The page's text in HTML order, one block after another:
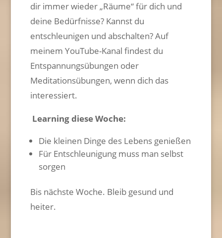
dir immer wieder „Räume“ für dich und
deine Bedürfnisse? Kannst du
entschleunigen und abschalten? Auf
meinem YouTube-Kanal findest du
Entspannungsübungen oder
Meditationsübungen, wenn dich das
interessiert.
Learning diese Woche:
Die kleinen Dinge des Lebens genießen
Für Entschleunigung muss man selbst
sorgen
Bis nächste Woche. Bleib gesund und
heiter.